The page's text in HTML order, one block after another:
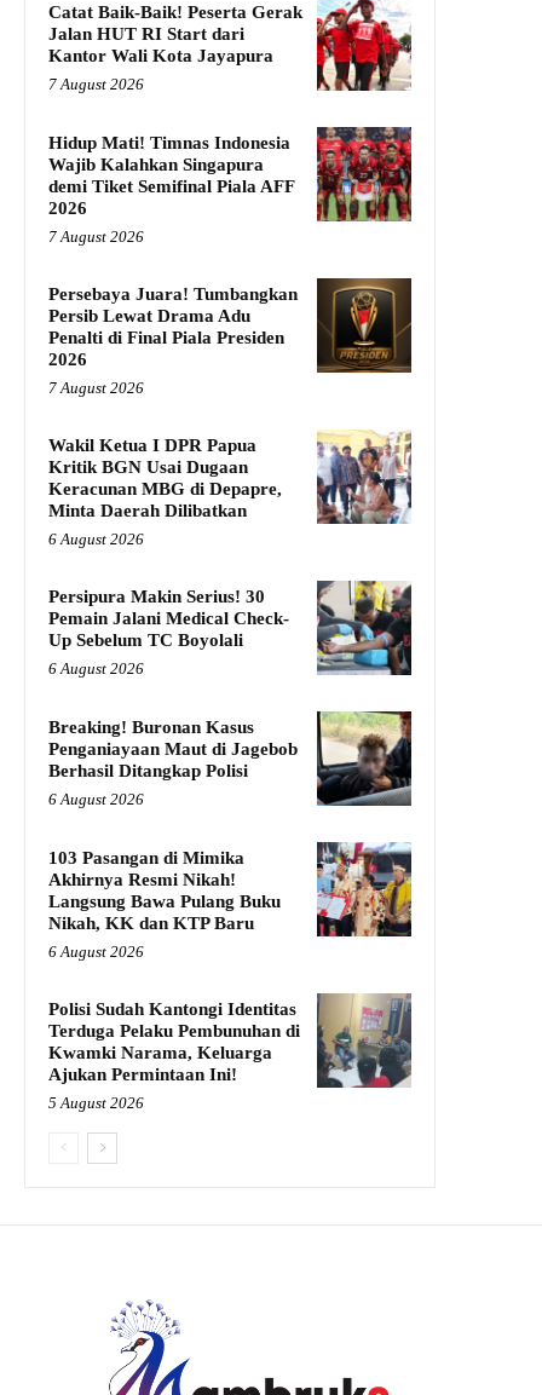
Catat Baik-Baik! Peserta Gerak
Jalan HUT RI Start dari
Kantor Wali Kota Jayapura
7 August 2026
Hidup Mati! Timnas Indonesia
Wajib Kalahkan Singapura
demi Tiket Semifinal Piala AFF
2026
7 August 2026
Persebaya Juara! Tumbangkan
Persib Lewat Drama Adu
Penalti di Final Piala Presiden
2026
7 August 2026
Wakil Ketua I DPR Papua
Kritik BGN Usai Dugaan
Keracunan MBG di Depapre,
Minta Daerah Dilibatkan
6 August 2026
Persipura Makin Serius! 30
Pemain Jalani Medical Check-
Up Sebelum TC Boyolali
6 August 2026
Breaking! Buronan Kasus
Penganiayaan Maut di Jagebob
Berhasil Ditangkap Polisi
6 August 2026
103 Pasangan di Mimika
Akhirnya Resmi Nikah!
Langsung Bawa Pulang Buku
Nikah, KK dan KTP Baru
6 August 2026
Polisi Sudah Kantongi Identitas
Terduga Pelaku Pembunuhan di
Kwamki Narama, Keluarga
Ajukan Permintaan Ini!
5 August 2026